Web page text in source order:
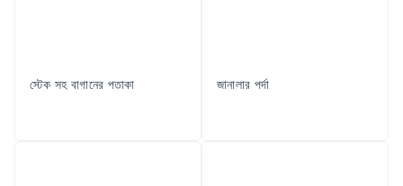
স্টেক সহ বাগানের পতাকা জানালার পর্দা